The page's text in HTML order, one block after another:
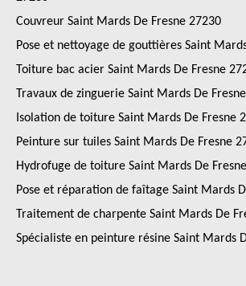
Couvreur Saint Mards De Fresne 27230
Pose et nettoyage de gouttières Saint
Toiture bac acier Saint Mards De Fresne
Travaux de zinguerie Saint Mards De
Isolation de toiture Saint Mards De Fresne
Peinture sur tuiles Saint Mards De Fresne
Hydrofuge de toiture Saint Mards De
Pose et réparation de faîtage Saint Mards
Traitement de charpente Saint Mards De
Spécialiste en peinture résine Saint Mards